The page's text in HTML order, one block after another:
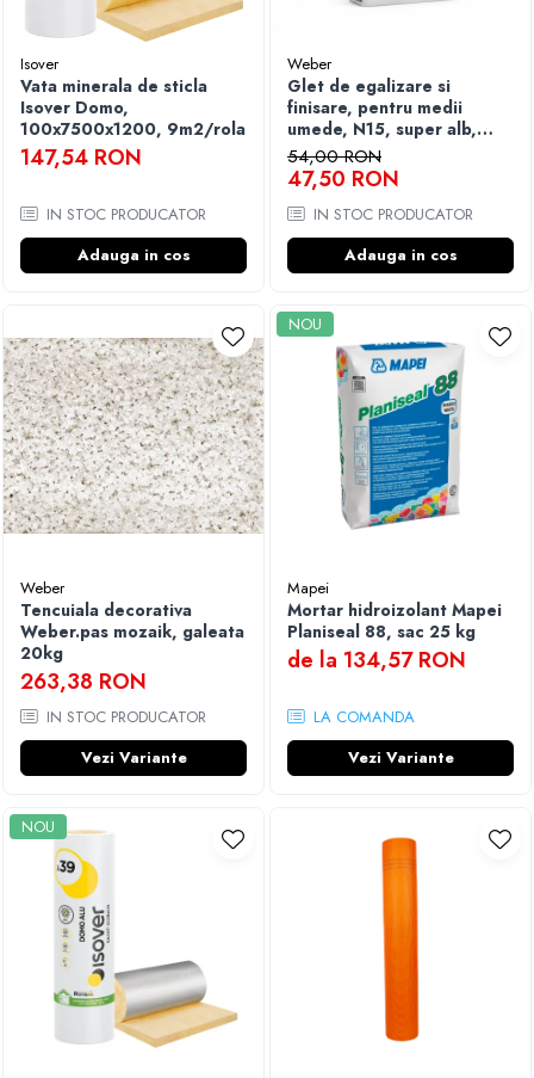
Finisare Gips Carton
Ipsos si Pasta Imbinare
Ipsos Adeziv Gips Carton
Profile Gips Carton
Grosime Tabla 0.6MM
Isover
Vata minerala de sticla
Isover Domo,
100x7500x1200, 9m2/rola
147,54 RON
IN STOC PRODUCATOR
Adauga in cos
Weber
Glet de egalizare si
finisare, pentru medii
umede, N15, super alb,
interior/exterior, 20 kg
54,00 RON
47,50 RON
IN STOC PRODUCATOR
Adauga in cos
Weber
Tencuiala decorativa
Weber.pas mozaik, galeata
20kg
263,38 RON
IN STOC PRODUCATOR
Vezi Variante
NOU
Mapei
Mortar hidroizolant Mapei
Planiseal 88, sac 25 kg
de la 134,57 RON
LA COMANDA
Vezi Variante
NOU